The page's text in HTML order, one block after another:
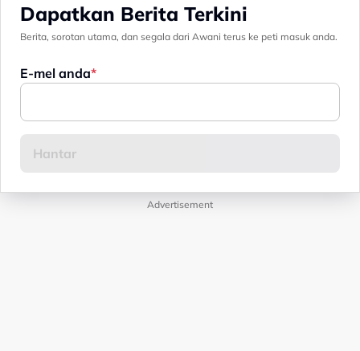
Dapatkan Berita Terkini
Berita, sorotan utama, dan segala dari Awani terus ke peti masuk anda.
E-mel anda
Advertisement